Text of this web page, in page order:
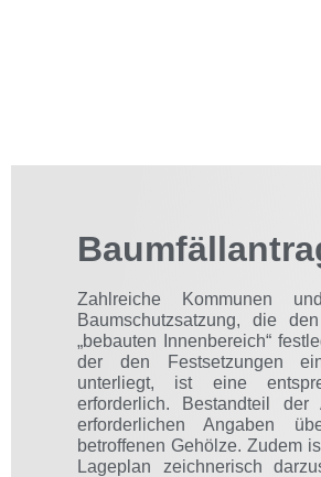
Zahlreiche Kommunen
Baumschutzsatzung, die
„bebauten Innenbereich“
der den Festsetzungen
unterliegt, ist eine
erforderlich. Bestandteil der
erforderlichen Angaben
betroffenen Gehölze. Zudem
Lageplan zeichnerisch